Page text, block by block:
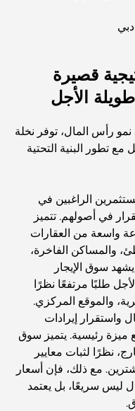
أفضل خيارات اللياقة
والترفيه
المتحدة: دليل شامل
رعاية طبية عالمية
حيث يلتقي اللياقة
التي لا تُقدر بثمن
قصيرة
الأجل
رأس المال، توفر نخلة
تطور البنية التحتية
الراغبين في
في أصولهم. تتميز
واسعة من العقارات
والمساكن الفاخرة،
سوق الإيجار
طلبًا مرتفعًا نظرًا
والموقع المركزي.
واستقرار إيرادات
ميزة رئيسية. يتميز سوق
نظرًا لثبات معايير
مع ذلك، فإن أسعار
ليس سريعًا، بل يعتمد